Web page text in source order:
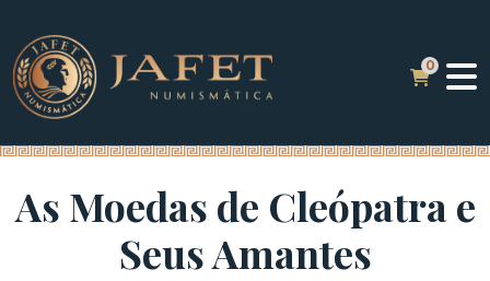
As Moedas de Cleópatra e
Seus Amantes